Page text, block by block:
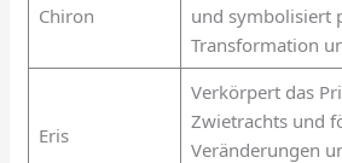
Chiron
und symbolisiert
Transformation
Eris
Verkörpert das
Zwietrachts und
Veränderungen